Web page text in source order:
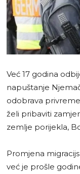
Već 17 godina
napuštanje
odobrava
želi pribaviti
zemlje porijekla,
Promjena
već je prošle